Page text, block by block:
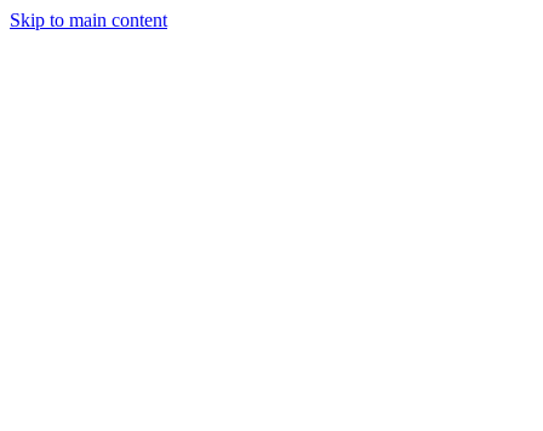
Skip to main content